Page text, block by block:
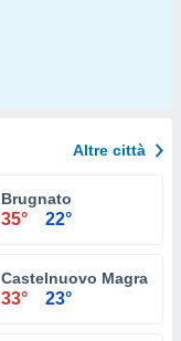
Altre città
Brugnato
35° 22°
Castelnuovo Magra
33° 23°